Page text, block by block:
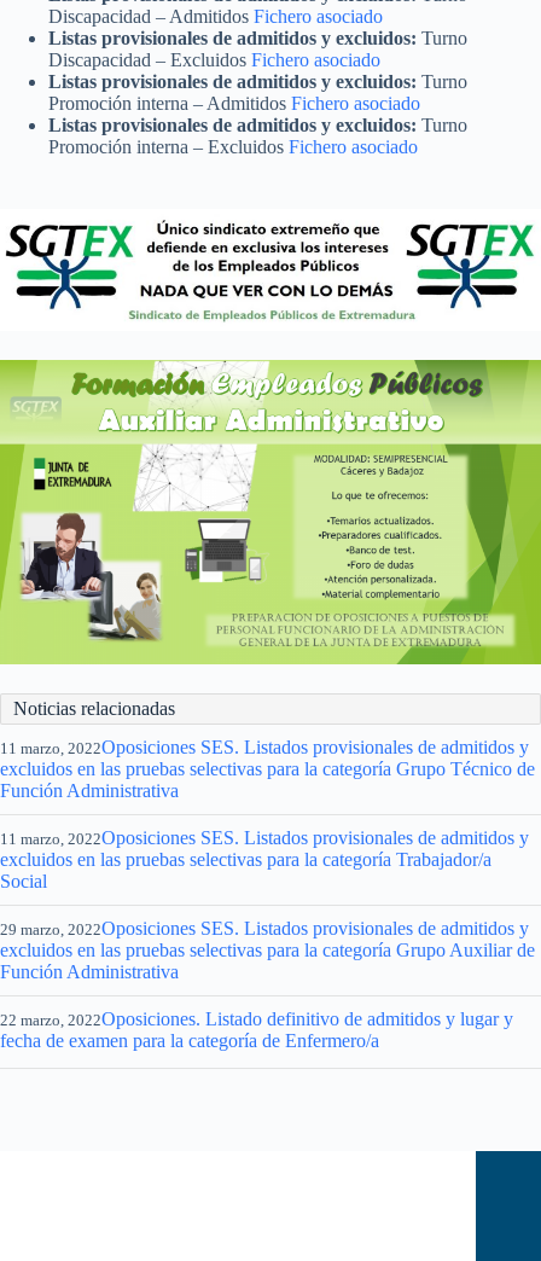
Discapacidad – Admitidos Fichero asociado
Listas provisionales de admitidos y excluidos: Turno
Discapacidad – Excluidos Fichero asociado
Listas provisionales de admitidos y excluidos: Turno
Promoción interna – Admitidos Fichero asociado
Listas provisionales de admitidos y excluidos: Turno
Promoción interna – Excluidos Fichero asociado
Noticias relacionadas
11 marzo, 2022Oposiciones SES. Listados provisionales de admitidos y
excluidos en las pruebas selectivas para la categoría Grupo Técnico de
Función Administrativa
11 marzo, 2022Oposiciones SES. Listados provisionales de admitidos y
excluidos en las pruebas selectivas para la categoría Trabajador/a
Social
29 marzo, 2022Oposiciones SES. Listados provisionales de admitidos y
excluidos en las pruebas selectivas para la categoría Grupo Auxiliar de
Función Administrativa
22 marzo, 2022Oposiciones. Listado definitivo de admitidos y lugar y
fecha de examen para la categoría de Enfermero/a